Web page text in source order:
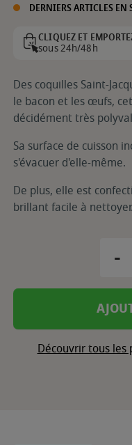
DERNIERS ARTICLES EN
CLIQUEZ ET
sous 24h/48h
Des coquilles Saint-
le bacon et les œufs,
décidément très
Sa surface de cuisson
s'évacuer d'elle-même.
De plus, elle est
brillant facile à nettoyer.
-
Découvrir tous les